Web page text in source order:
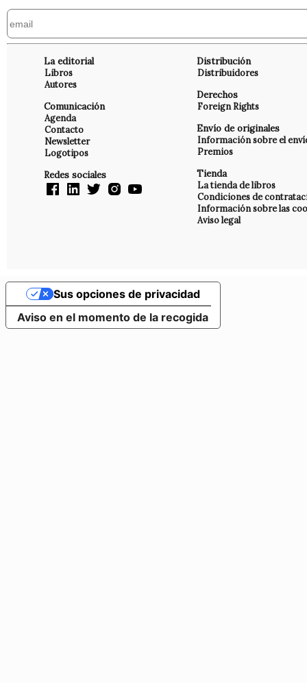
La editorial
Libros
Autores
Comunicación
Agenda
Contacto
Newsletter
Logotipos
Redes sociales
Distribución
Distribuidores
Derechos
Foreign Rights
Envío de originales
Información sobre el
Premios
Tienda
La tienda de libros
Condiciones de
Información sobre las
Aviso legal
Aviso en el momento de la recogida
Sus opciones de privacidad